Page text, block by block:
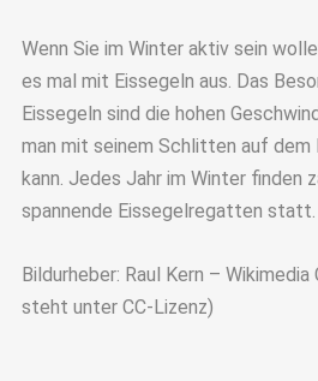
Wenn Sie im Winter aktiv sein
es mal mit Eissegeln aus. Das
Eissegeln sind die hohen
man mit seinem Schlitten auf dem
kann. Jedes Jahr im Winter finden
spannende Eissegelregatten statt.
Bildurheber: Raul Kern – Wikimedia
steht unter CC-Lizenz)